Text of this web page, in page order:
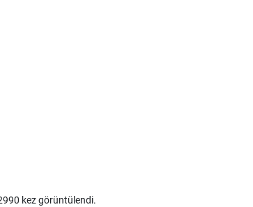
kez görüntülendi.